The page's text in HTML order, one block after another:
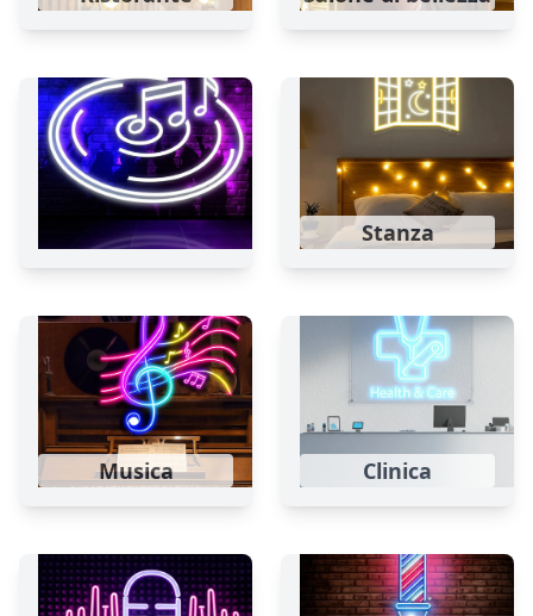
Stanza
Musica Clinica